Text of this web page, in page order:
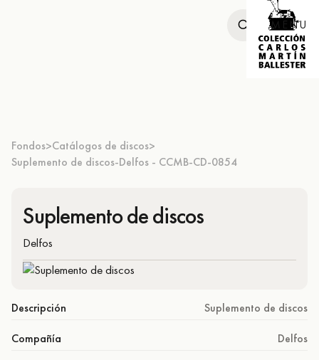
MENU
Fondos>Catálogos de discos>
Suplemento de discos-Delfos - CCMB-CD-0854
Suplemento de discos
Delfos
Descripción Suplemento de discos
Compañía Delfos